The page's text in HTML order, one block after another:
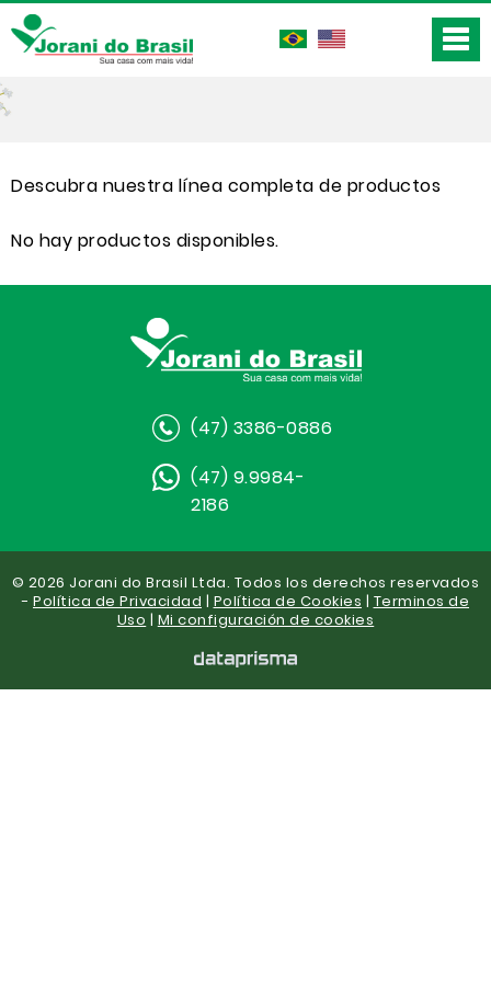
Descubra nuestra línea completa de productos
No hay productos disponibles.
(47) 3386-0886
(47) 9.9984-
2186
© 2026 Jorani do Brasil Ltda. Todos los derechos reservados
- Política de Privacidad | Política de Cookies | Terminos de
Uso | Mi configuración de cookies